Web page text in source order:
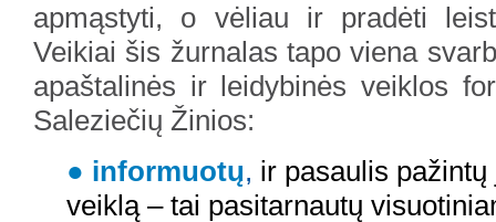
apmąstyti, o vėliau ir pradėti
Veikiai šis žurnalas tapo viena
apaštalinės ir leidybinės veiklos
Saleziečių Žinios:
● informuotų, ir pasaulis
veiklą – tai pasitarnautų